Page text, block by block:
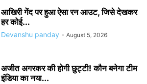
आखिरी गेंद पर हुआ ऐसा रन आउट, जिसे देखकर
हर कोई...
Devanshu panday - August 5, 2026
अजीत अगरकर की होगी छुट्टी! कौन बनेगा टीम
इंडिया का नया...